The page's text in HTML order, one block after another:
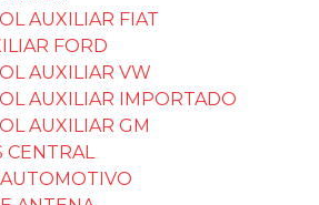
AR CONDICIONADO
SPRAY